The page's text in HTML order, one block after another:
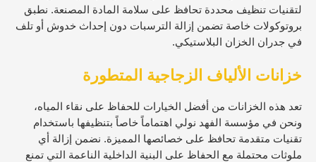
لتقنيات تنظيف محددة تحافظ على سلامة المادة المصنعة. نطبق
بروتوكولات خاصة تضمن إزالة الترسبات دون إحداث خدوش أو تلف
في جدران الخزان البلاستيكي.
خزانات الألياف الزجاجية المتطورة
تعد هذه الخزانات من أفضل الخيارات للحفاظ على نقاء المياه،
ونحن في مؤسسة الفهد نولي اهتماماً خاصاً بتنظيفها باستخدام
تقنيات متقدمة تحافظ على خصائصها المميزة. نضمن إزالة أي
ملوثات محتملة مع الحفاظ على البنية الداخلية الناعمة التي تمنع